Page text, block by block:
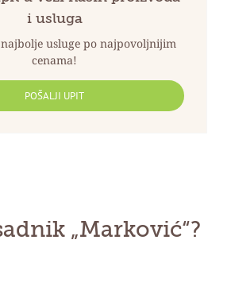
i usluga
usluge po najpovoljnijim
cenama!
POŠALJI UPIT
„Marković“?